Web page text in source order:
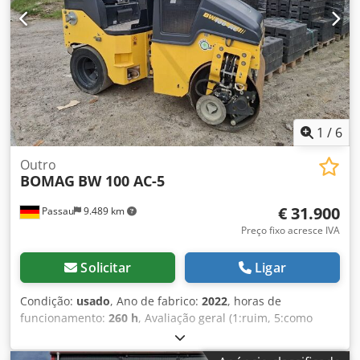
1 / 6
Passau 9.489 km
Outro
BOMAG BW 100 AC-5
€ 31.900
Preço fixo acresce IVA
Solicitar Ligar
Condição: usado, Ano de fabrico: 2022, horas de
funcionamento: 260 h, Avaliação geral (1:ruim, 5:como
novo): Muito bom ---- Novo, em conformidade com as
normas de segurança e saúde no trabalho – pronto para